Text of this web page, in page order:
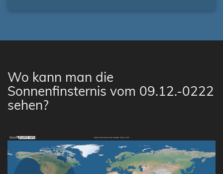
Wo kann man die
Sonnenfinsternis vom 09.12.-0222
sehen?